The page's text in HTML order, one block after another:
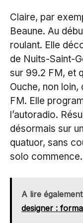
Claire, par
Beaune. Au
roulant. Elle
de Nuits-Saint-
sur 99.2 FM, et
Ouche, non loin,
FM. Elle
l’autoradio.
désormais sur
quatuor, sans
solo commence.
A lire
designer :